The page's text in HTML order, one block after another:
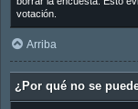
votación.
Arriba
¿Por qué no se